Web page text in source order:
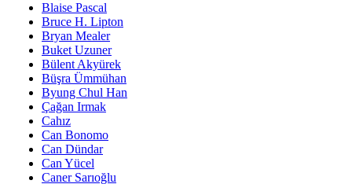
Blaise Pascal
Bruce H. Lipton
Bryan Mealer
Buket Uzuner
Bülent Akyürek
Büşra Ümmühan
Byung Chul Han
Çağan Irmak
Cahız
Can Bonomo
Can Dündar
Can Yücel
Caner Sarıoğlu